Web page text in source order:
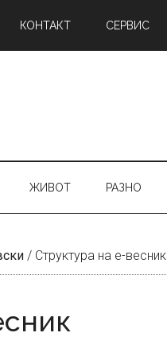
КОНТАКТ СЕРВИС
ЖИВОТ РАЗНО
/ Структура на е-весник